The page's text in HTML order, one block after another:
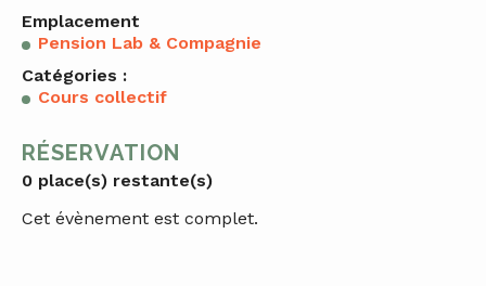
Emplacement
Pension Lab & Compagnie
Catégories :
Cours collectif
RÉSERVATION
0 place(s) restante(s)
Cet évènement est complet.